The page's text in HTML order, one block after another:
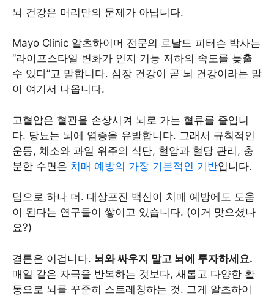
뇌 건강은 머리만의 문제가 아닙니다.
Mayo Clinic 알츠하이머 전문의 로날드 피터슨 박사는
“라이프스타일 변화가 인지 기능 저하의 속도를 늦출
수 있다”고 말합니다. 심장 건강이 곧 뇌 건강이라는 말
이 여기서 나옵니다.
고혈압은 혈관을 손상시켜 뇌로 가는 혈류를 줄입니
다. 당뇨는 뇌에 염증을 유발합니다. 그래서 규칙적인
운동, 채소와 과일 위주의 식단, 혈압과 혈당 관리, 충
분한 수면은 치매 예방의 가장 기본적인 기반입니다.
덤으로 하나 더. 대상포진 백신이 치매 예방에도 도움
이 된다는 연구들이 쌓이고 있습니다. (이거 맞으셨나
요?)
결론은 이겁니다. 뇌와 싸우지 말고 뇌에 투자하세요.
매일 같은 자극을 반복하는 것보다, 새롭고 다양한 활
동으로 뇌를 꾸준히 스트레칭하는 것. 그게 알츠하이